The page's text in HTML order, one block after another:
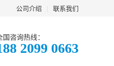
公司介绍 联系我们
国咨询热线：
2099 0663